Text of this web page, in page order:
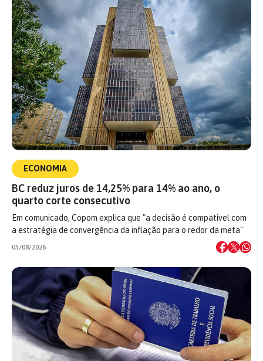
ECONOMIA
BC reduz juros de 14,25% para 14% ao ano, o
quarto corte consecutivo
Em comunicado, Copom explica que "a decisão é compatível com
a estratégia de convergência da inflação para o redor da meta"
05/08/2026